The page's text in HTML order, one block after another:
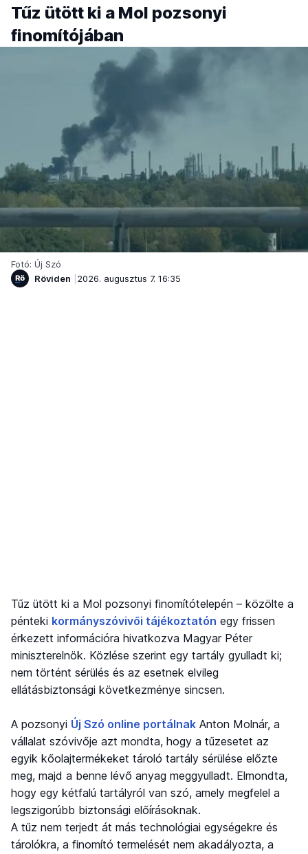
Tűz ütött ki a Mol pozsonyi
finomítójában
Fotó: Új Szó
Röviden
2026. augusztus 7. 16:35
Tűz ütött ki a Mol pozsonyi finomítótelepén – közölte a
pénteki kormányszóvivői tájékoztatón egy frissen
érkezett információra hivatkozva Magyar Péter
miniszterelnök. Közlése szerint egy tartály gyulladt ki;
nem történt sérülés és az esetnek elvileg
ellátásbiztonsági következménye sincsen.
A pozsonyi Új Szó online portálnak Anton Molnár, a
vállalat szóvivője azt mondta, hogy a tűzesetet az
egyik kőolajtermékeket tároló tartály sérülése előzte
meg, majd a benne lévő anyag meggyulladt. Elmondta,
hogy egy kétfalú tartályról van szó, amely megfelel a
legszigorúbb biztonsági előírásoknak.
A tűz nem terjedt át más technológiai egységekre és
tárolókra, a finomító termelését nem akadályozta, a